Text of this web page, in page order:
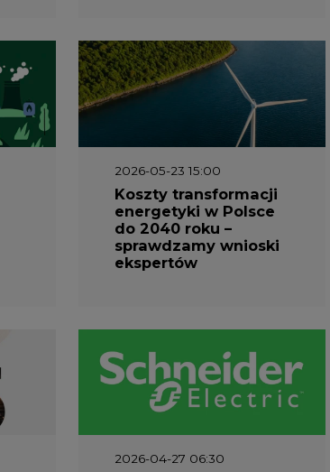
2026-05-23 15:00
Koszty transformacji
energetyki w Polsce
do 2040 roku –
sprawdzamy wnioski
ekspertów
2026-04-27 06:30